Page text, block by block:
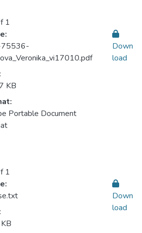
1
KB
Portable Document
Down
load
1
Down
load